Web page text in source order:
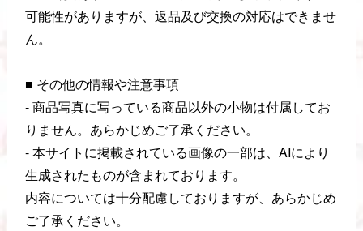
可能性がありますが、返品及び交換の対応はできませ
ん。
■ その他の情報や注意事項
- 商品写真に写っている商品以外の小物は付属してお
りません。あらかじめご了承ください。
- 本サイトに掲載されている画像の一部は、AIにより
生成されたものが含まれております。
内容については十分配慮しておりますが、あらかじめ
ご了承ください。